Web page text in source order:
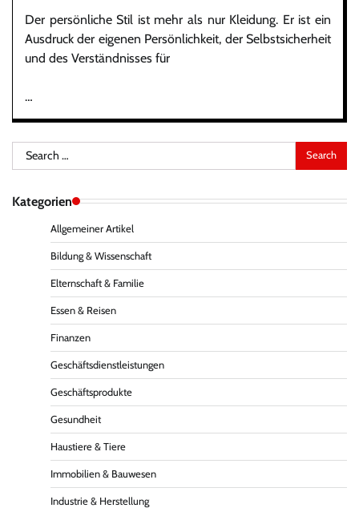
Der persönliche Stil ist mehr als nur Kleidung. Er ist ein
Ausdruck der eigenen Persönlichkeit, der Selbstsicherheit
und des Verständnisses für
…
Search
for:
Kategorien
Allgemeiner Artikel
Bildung & Wissenschaft
Elternschaft & Familie
Essen & Reisen
Finanzen
Geschäftsdienstleistungen
Geschäftsprodukte
Gesundheit
Haustiere & Tiere
Immobilien & Bauwesen
Industrie & Herstellung